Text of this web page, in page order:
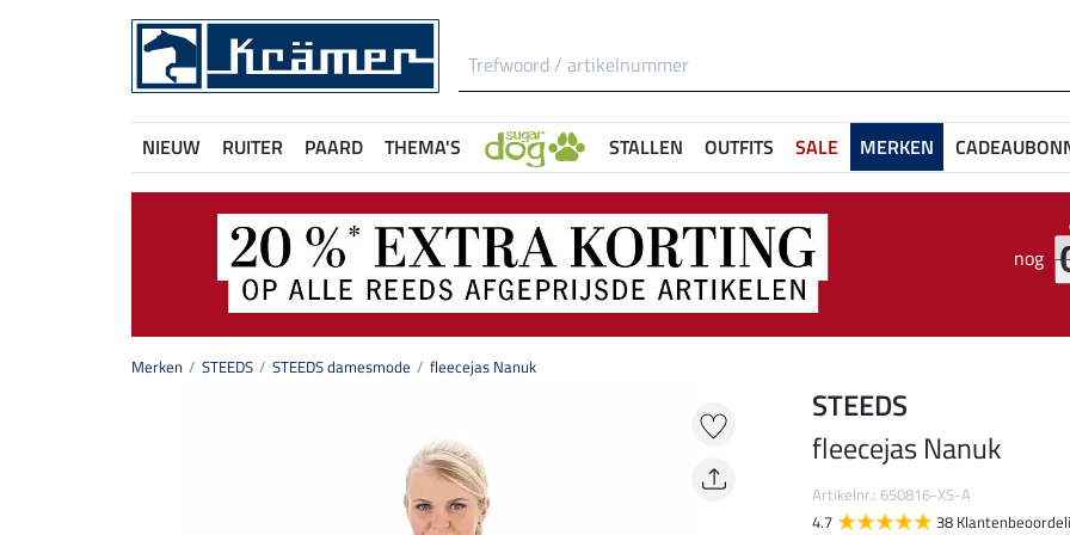
NIEUW RUITER PAARD THEMA'S STALLEN OUTFITS SALE MERKEN
nog
Merken STEEDS STEEDS damesmode fleecejas Nanuk
STEEDS
fleecejas Nanuk
Artikelnr.: 650816-XS-A
4.7
38